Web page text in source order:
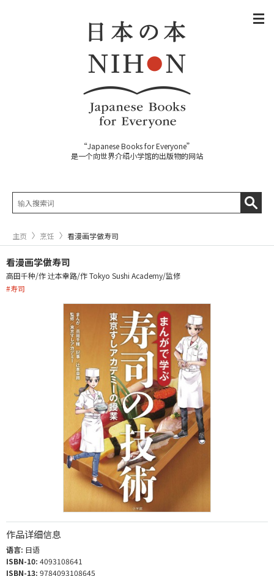
“Japanese Books for Everyone”
是一个向世界介绍小学馆的出版物的网站
主页 烹饪 看漫画学做寿司
看漫画学做寿司
高田千种/作 辻本幸路/作 Tokyo Sushi Academy/监修
#寿司
作品详细信息
语言: 日语
ISBN-10: 4093108641
ISBN-13: 9784093108645